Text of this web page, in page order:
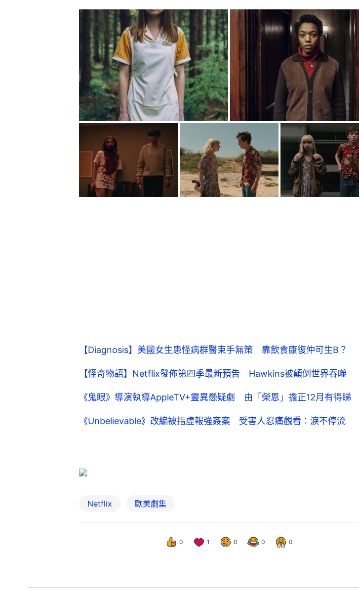
【Diagnosis】美國女生患怪病群醫束手無策 靠飲食康復仲可生B？
【怪奇物語】Netflix發佈第四季最新預告 Hawkins被顛倒世界吞噬
《鬼眼》導演執導AppleTV+靈異懸疑劇 由「榮恩」擔正12月有得睇
《Unbelievable》改編被指虛報強姦案 受害人忍痛觀看︰淚不停流
Netflix 歐美劇集
0 1 0 0 0